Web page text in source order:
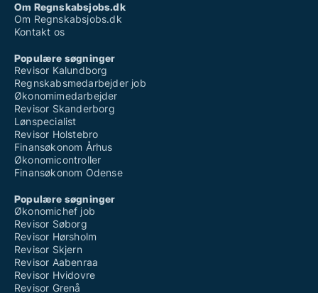
Om Regnskabsjobs.dk
Om Regnskabsjobs.dk
Kontakt os
Populære søgninger
Revisor Kalundborg
Regnskabsmedarbejder job
Økonomimedarbejder
Revisor Skanderborg
Lønspecialist
Revisor Holstebro
Finansøkonom Århus
Økonomicontroller
Finansøkonom Odense
Populære søgninger
Økonomichef job
Revisor Søborg
Revisor Hørsholm
Revisor Skjern
Revisor Aabenraa
Revisor Hvidovre
Revisor Grenå